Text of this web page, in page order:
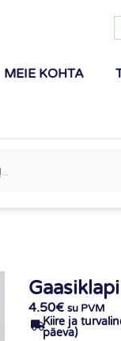
MEIE KOHTA
4.50€ su PVM
Kiire ja
päeva)